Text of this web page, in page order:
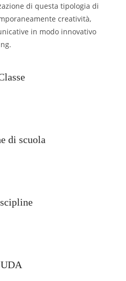
di questa tipologia di
creatività,
in modo innovativo
di scuola
UDA